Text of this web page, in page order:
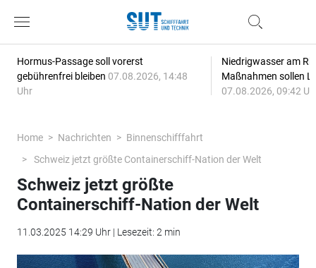
Hormus-Passage soll vorerst
gebührenfrei bleiben 07.08.2026, 14:48
Uhr
Niedrigwasser am
Maßnahmen sollen
07.08.2026, 09:42
Home Nachrichten
Binnenschifffahrt
Schweiz jetzt größte Containerschiff-Nation der Welt
Schweiz jetzt größte
Containerschiff-Nation der Welt
11.03.2025 14:29 Uhr | Lesezeit: 2 min